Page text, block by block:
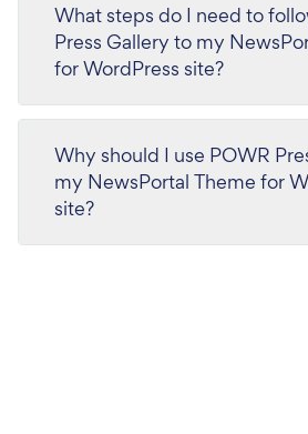
What steps do I need to
Press Gallery to my
for WordPress site?
Why should I use POWR
my NewsPortal Theme for
site?